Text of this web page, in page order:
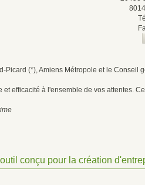
Picard (*), Amiens Métropole et le
efficacité à l'ensemble de vos attentes.
conçu pour la création